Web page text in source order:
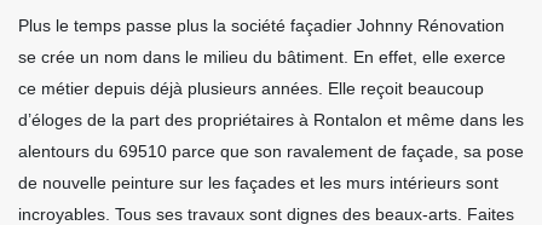
Plus le temps passe plus la société façadier Johnny Rénovation
se crée un nom dans le milieu du bâtiment. En effet, elle exerce
ce métier depuis déjà plusieurs années. Elle reçoit beaucoup
d’éloges de la part des propriétaires à Rontalon et même dans les
alentours du 69510 parce que son ravalement de façade, sa pose
de nouvelle peinture sur les façades et les murs intérieurs sont
incroyables. Tous ses travaux sont dignes des beaux-arts. Faites